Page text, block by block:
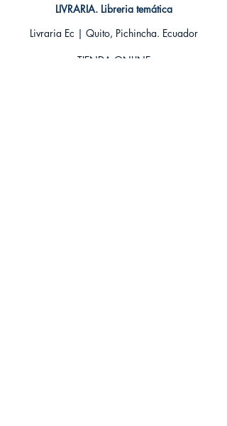
Encuadernación: Tapa blanda
Categoría: Clásico
LIVRARIA. Libreria temática
Livraria Ec | Quito, Pichincha. Ecuador
TIENDA ONLINE​